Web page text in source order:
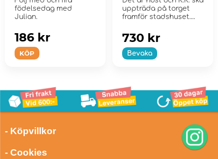
födelsedag med
Julian.
KÖP
186 kr
uppträda på torget
framför stadshuset....
Bevaka
730 kr
- Köpvillkor
- Cookies